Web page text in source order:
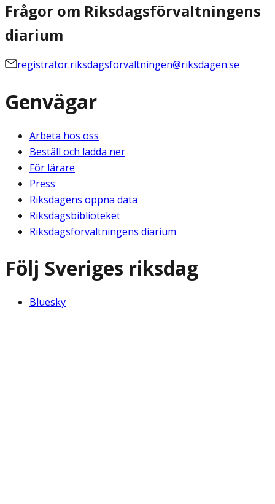
Frågor om Riksdagsförvaltningens
diarium
registrator.riksdagsforvaltningen@riksdagen.se
Genvägar
Arbeta hos oss
Beställ och ladda ner
För lärare
Press
Riksdagens öppna data
Riksdagsbiblioteket
Riksdagsförvaltningens diarium
Följ Sveriges riksdag
Bluesky